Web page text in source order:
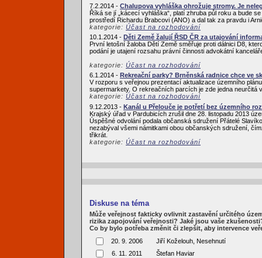
7.2.2014 - Chalupova vyhláška ohrožuje stromy. Je
Říká se jí „kácecí vyhláška“, platí zhruba půl roku a bude
prostředí Richardu Brabcovi (ANO) a dal tak za pravdu i
kategorie: Účast na rozhodování
10.1.2014 - Děti Země žalují ŘSD ČR za utajování
První letošní žaloba Dětí Země směřuje proti dálnici D8,
podání je utajení rozsahu právní činnosti advokátní
kategorie: Účast na rozhodování
6.1.2014 - Rekreační parky? Brněnská radnice chce ve
V rozporu s veřejnou prezentací aktualizace územního
supermarkety. O rekreačních parcích je zde jedna neurčitá
kategorie: Účast na rozhodování
9.12.2013 - Kanál u Přelouče je potřetí bez územního
Krajský úřad v Pardubicích zrušil dne 28. listopadu 2013
Úspěšné odvolání podala občanská sdružení Přátelé
nezabýval všemi námitkami obou občanských sdružení,
třikrát.
kategorie: Účast na rozhodování
Diskuse na téma
Může veřejnost fakticky ovlivnit zastavění určitého
rizika zapojování veřejnosti? Jaké jsou vaše
Co by bylo potřeba změnit či zlepšit, aby intervence
20. 9. 2006
Jiří Koželouh, Nesehnutí
6. 11. 2011
Štefan Haviar